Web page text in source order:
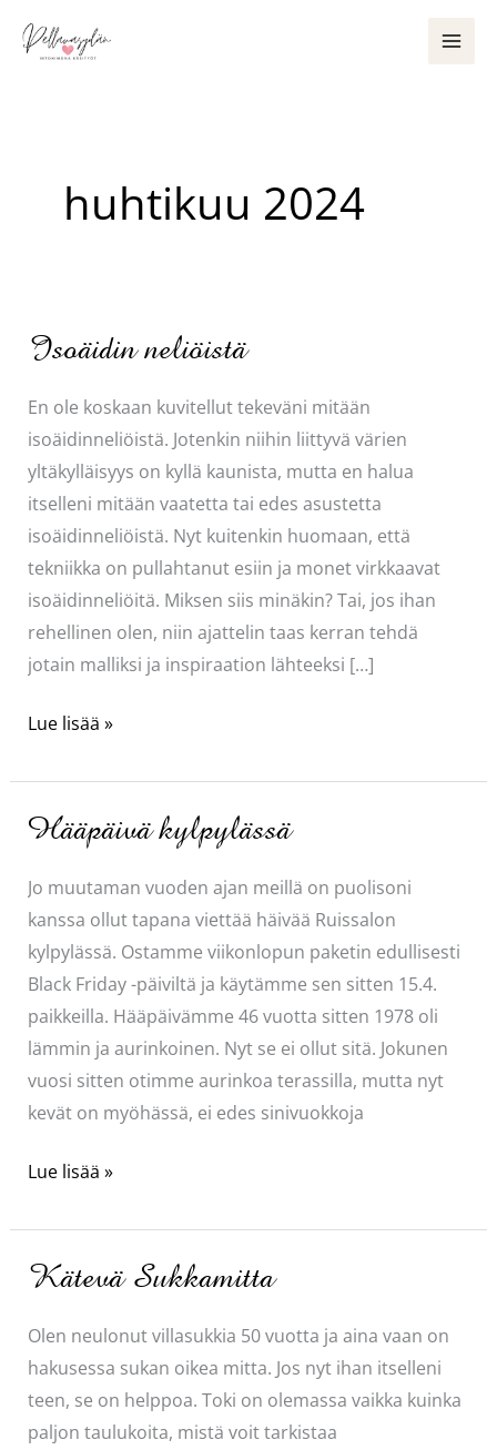
sisältöön
huhtikuu 2024
Isoäidin neliöistä
En ole koskaan kuvitellut tekeväni mitään
isoäidinneliöistä. Jotenkin niihin liittyvä värien
yltäkylläisyys on kyllä kaunista, mutta en halua
itselleni mitään vaatetta tai edes asustetta
isoäidinneliöistä. Nyt kuitenkin huomaan, että
tekniikka on pullahtanut esiin ja monet virkkaavat
isoäidinneliöitä. Miksen siis minäkin? Tai, jos ihan
rehellinen olen, niin ajattelin taas kerran tehdä
jotain malliksi ja inspiraation lähteeksi […]
Isoäidin
Lue lisää »
Hääpäivä kylpylässä
Jo muutaman vuoden ajan meillä on puolisoni
kanssa ollut tapana viettää häivää Ruissalon
kylpylässä. Ostamme viikonlopun paketin edullisesti
Black Friday -päiviltä ja käytämme sen sitten 15.4.
paikkeilla. Hääpäivämme 46 vuotta sitten 1978 oli
lämmin ja aurinkoinen. Nyt se ei ollut sitä. Jokunen
vuosi sitten otimme aurinkoa terassilla, mutta nyt
kevät on myöhässä, ei edes sinivuokkoja
Hääpäivä
Lue lisää »
Kätevä Sukkamitta
Olen neulonut villasukkia 50 vuotta ja aina vaan on
hakusessa sukan oikea mitta. Jos nyt ihan itselleni
teen, se on helppoa. Toki on olemassa vaikka kuinka
paljon taulukoita, mistä voit tarkistaa